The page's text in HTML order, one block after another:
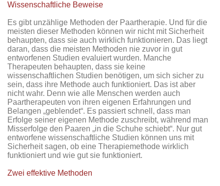
Wissenschaftliche Beweise
Es gibt unzählige Methoden der Paartherapie. Und für die
meisten dieser Methoden können wir nicht mit Sicherheit
behaupten, dass sie auch wirklich funktionieren. Das liegt
daran, dass die meisten Methoden nie zuvor in gut
entworfenen Studien evaluiert wurden. Manche
Therapeuten behaupten, dass sie keine
wissenschaftlichen Studien benötigen, um sich sicher zu
sein, dass ihre Methode auch funktioniert. Das ist aber
nicht wahr. Denn wie alle Menschen werden auch
Paartherapeuten von ihren eigenen Erfahrungen und
Belangen „geblendet“. Es passiert schnell, dass man
Erfolge seiner eigenen Methode zuschreibt, während man
Misserfolge den Paaren „in die Schuhe schiebt“. Nur gut
entworfene wissenschaftliche Studien können uns mit
Sicherheit sagen, ob eine Therapiemethode wirklich
funktioniert und wie gut sie funktioniert.
Zwei effektive Methoden